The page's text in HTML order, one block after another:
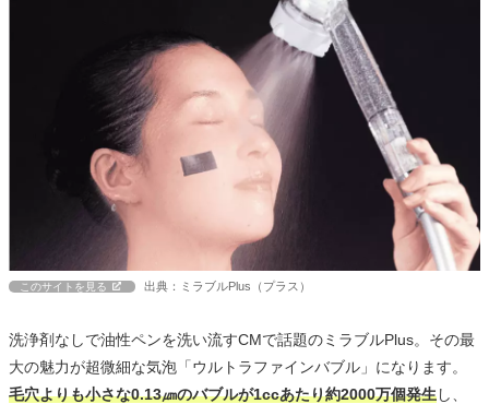
このサイトを見る 出典：ミラブルPlus（プラス）
洗浄剤なしで油性ペンを洗い流すCMで話題のミラブルPlus。その最
大の魅力が超微細な気泡「ウルトラファインバブル」になります。
毛穴よりも小さな0.13㎛のバブルが1ccあたり約2000万個発生し、